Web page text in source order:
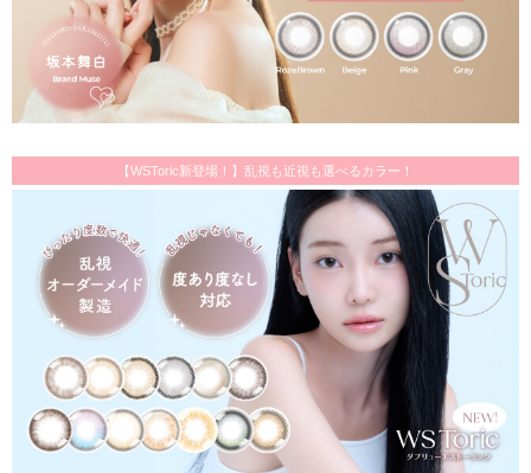
【WSToric新登場！】乱視も近視も選べるカラー！